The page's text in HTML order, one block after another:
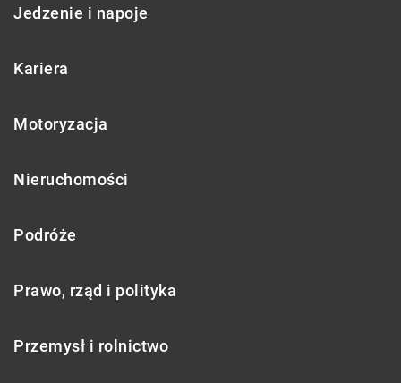
Jedzenie i napoje
Kariera
Motoryzacja
Nieruchomości
Podróże
Prawo, rząd i polityka
Przemysł i rolnictwo